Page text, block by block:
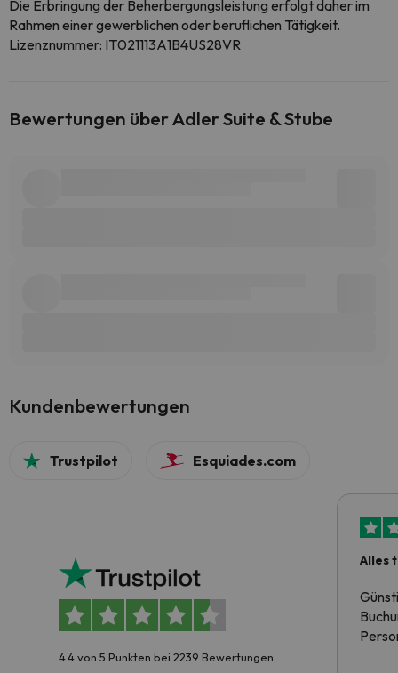
Die Erbringung der Beherbergungsleistung erfolgt daher im
Rahmen einer gewerblichen oder beruflichen Tätigkeit.
Lizenznummer: IT021113A1B4US28VR
Bewertungen über Adler Suite & Stube
Kundenbewertungen
Trustpilot Esquiades.com
4.4 von 5 Punkten bei 2239 Bewertungen
Alles